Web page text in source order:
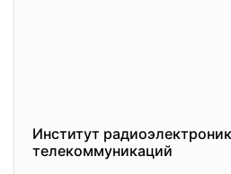
Институт
телекоммуникаций